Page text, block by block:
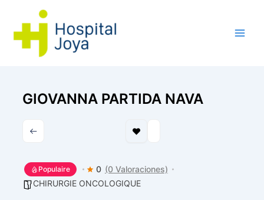
contenu
GIOVANNA PARTIDA NAVA
Populaire 0 (0 Valoraciones)
CHIRURGIE ONCOLOGIQUE